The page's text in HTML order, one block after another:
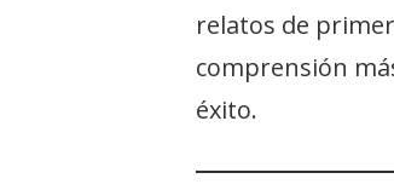
relatos de
comprensión
éxito.